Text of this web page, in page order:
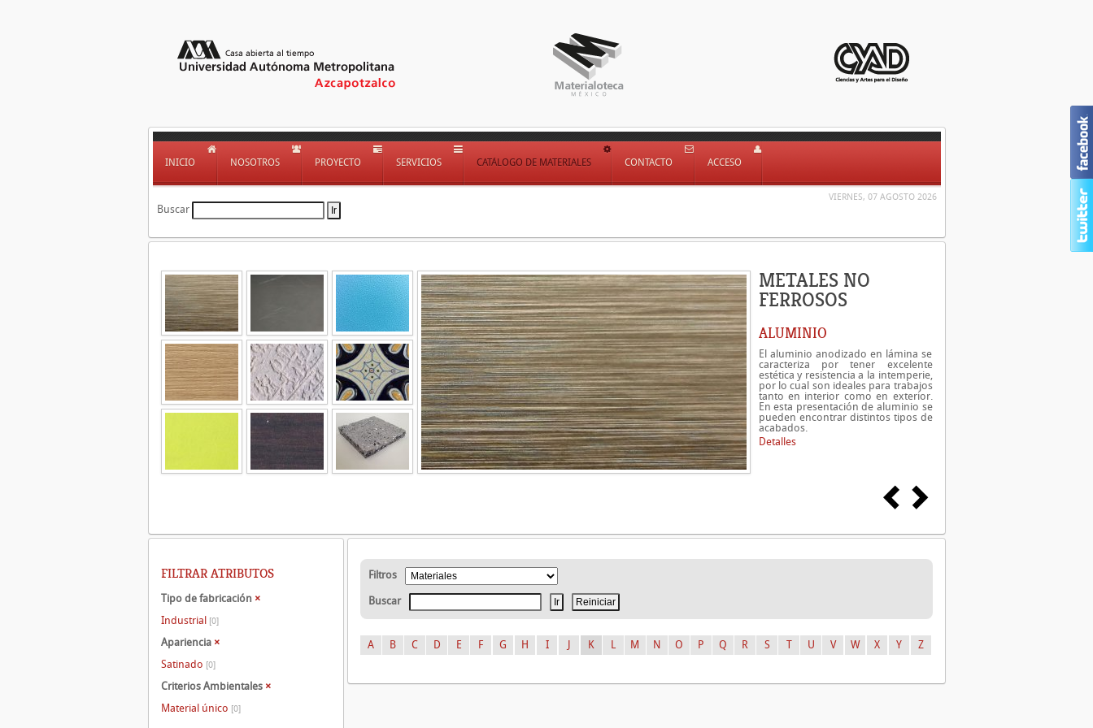
INICIO NOSOTROS PROYECTO SERVICIOS CATÁLOGO DE MATERIALES CONTACTO ACCESO
VIERNES, 07 AGOSTO 2026
Buscar
METALES NO
FERROSOS
ALUMINIO
El aluminio anodizado en lámina se
caracteriza por tener excelente
estética y resistencia a la intemperie,
por lo cual son ideales para trabajos
tanto en interior como en exterior.
En esta presentación de aluminio se
pueden encontrar distintos tipos de
acabados.
Detalles
Filtros
Buscar
A B C D E F G H I K L M N O P Q R S T U V W X Y Z
FILTRAR ATRIBUTOS
Tipo de fabricación ×
Industrial [0]
Apariencia ×
Satinado [0]
Criterios Ambientales ×
Material único [0]